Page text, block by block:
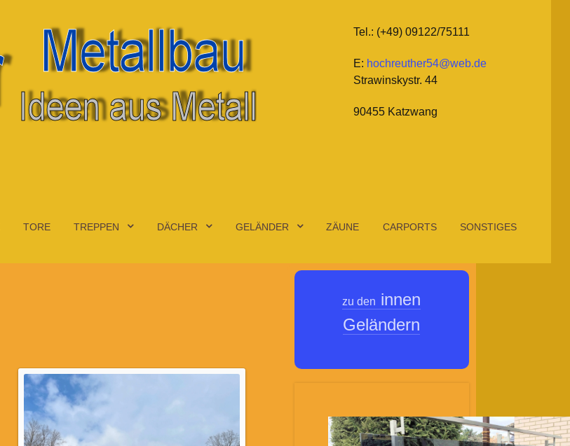
Tel.: (+49) 09122/75111
E: hochreuther54@web.de
Strawinskystr. 44
90455 Katzwang
TORE TREPPEN DÄCHER GELÄNDER ZÄUNE CARPORTS SONSTIGES
zu den innen
Geländern